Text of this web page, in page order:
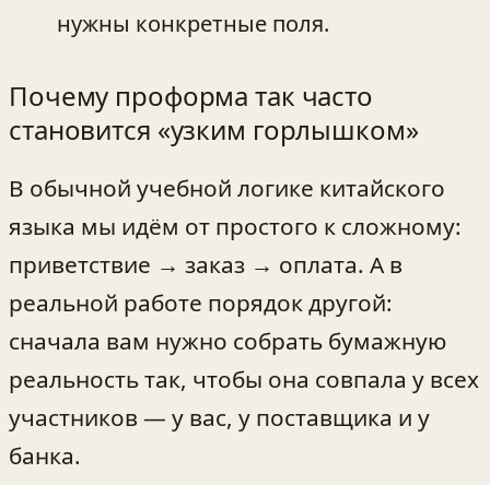
нужны конкретные поля.
Почему проформа так часто
становится «узким горлышком»
В обычной учебной логике китайского
языка мы идём от простого к сложному:
приветствие → заказ → оплата. А в
реальной работе порядок другой:
сначала вам нужно собрать бумажную
реальность так, чтобы она совпала у всех
участников — у вас, у поставщика и у
банка.